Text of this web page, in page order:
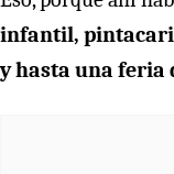
infantil,
y hasta una feria